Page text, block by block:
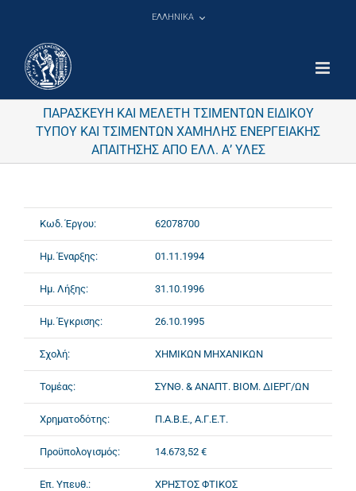
ΕΛΛΗΝΙΚΑ
ΠΑΡΑΣΚΕΥΗ ΚΑΙ ΜΕΛΕΤΗ ΤΣΙΜΕΝΤΩΝ ΕΙΔΙΚΟΥ
ΤΥΠΟΥ ΚΑΙ ΤΣΙΜΕΝΤΩΝ ΧΑΜΗΛΗΣ ΕΝΕΡΓΕΙΑΚΗΣ
ΑΠΑΙΤΗΣΗΣ ΑΠΟ ΕΛΛ. Α’ ΥΛΕΣ
Κωδ. Έργου: 62078700
Ημ. Έναρξης: 01.11.1994
Ημ. Λήξης: 31.10.1996
Ημ. Έγκρισης: 26.10.1995
Σχολή: ΧΗΜΙΚΩΝ ΜΗΧΑΝΙΚΩΝ
Τομέας: ΣΥΝΘ. & ΑΝΑΠΤ. ΒΙΟΜ. ΔΙΕΡΓ/ΩΝ
Χρηματοδότης: Π.Α.Β.Ε., Α.Γ.Ε.Τ.
Προϋπολογισμός: 14.673,52 €
Επ. Υπευθ.: ΧΡΗΣΤΟΣ ΦΤΙΚΟΣ